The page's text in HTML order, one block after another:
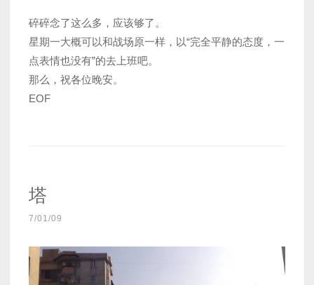
碎碎念了这么多，应该够了。
星期一大概可以和战场原一样，以“完全平静的态度，一
点表情也没有”的去上班吧。
那么，祝各位晚安。
EOF
塔
7/01/09